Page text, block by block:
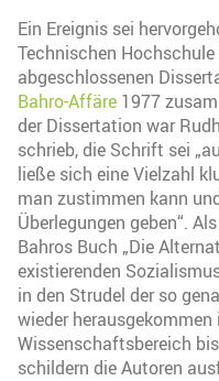
Ein Ereignis sei
Technischen Hochschule
abgeschlossenen
Bahro-Affäre 1977
der Dissertation war
schrieb, die Schrift sei
ließe sich eine Vielzahl
man zustimmen kann
Überlegungen geben“.
Bahros Buch „Die
existierenden
in den Strudel der so
wieder herausgekommen
Wissenschaftsbereich
schildern die Autoren